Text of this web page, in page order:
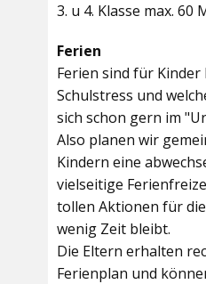
3. u 4. Klasse max. 60
Ferien
Ferien sind für
Schulstress und
sich schon gern im
Also planen wir
Kindern eine
vielseitige
tollen Aktionen für
wenig Zeit bleibt.
Die Eltern erhalten
Ferienplan und